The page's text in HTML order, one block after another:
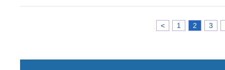
< 1 2 3